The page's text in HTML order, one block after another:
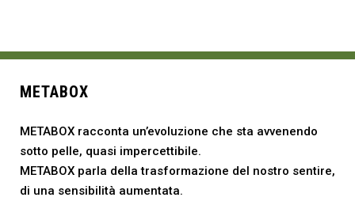
METABOX
METABOX racconta un’evoluzione che sta avvenendo
sotto pelle, quasi impercettibile.
METABOX parla della trasformazione del nostro sentire,
di una sensibilità aumentata.